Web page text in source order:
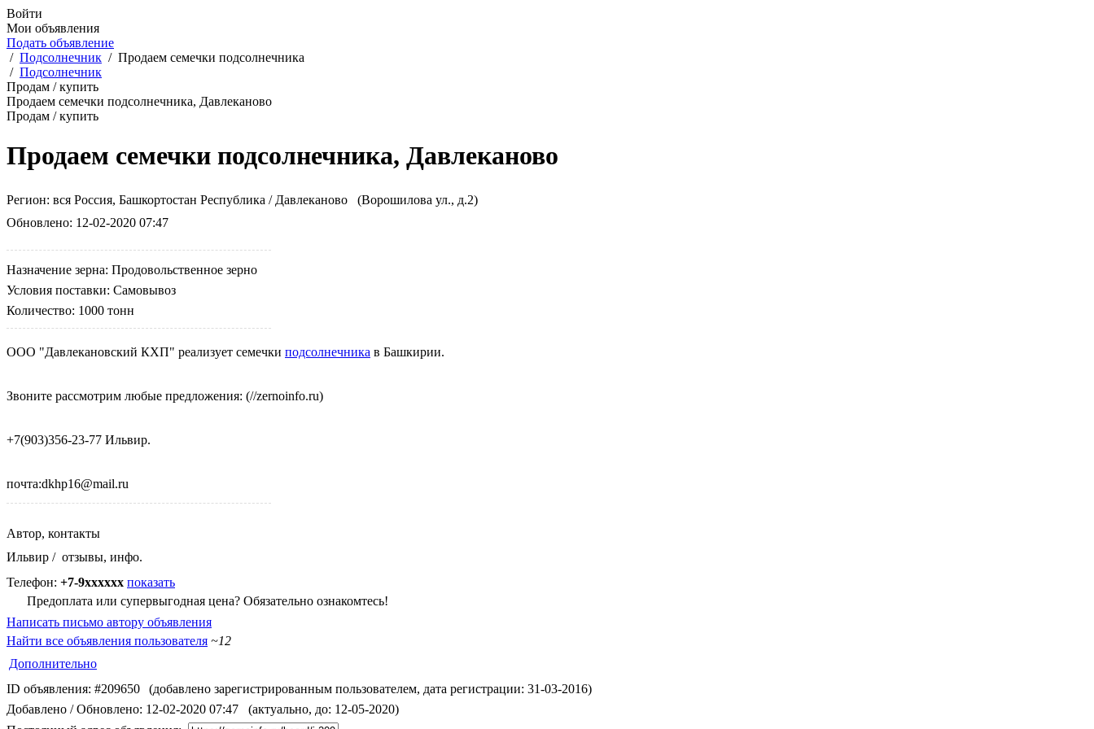
Войти
Мои объявления
Подать объявление
/ Подсолнечник / Продаем семечки подсолнечника
/ Подсолнечник
Продам / купить
Продаем семечки подсолнечника, Давлеканово
Продам / купить
Продаем семечки подсолнечника, Давлеканово
Регион: вся Россия, Башкортостан Республика / Давлеканово (Ворошилова ул., д.2)
Обновлено: 12-02-2020 07:47
Назначение зерна: Продовольственное зерно
Условия поставки: Самовывоз
Количество: 1000 тонн
ООО "Давлекановский КХП" реализует семечки подсолнечника в Башкирии.
Звоните рассмотрим любые предложения: (//zernoinfo.ru)
+7(903)356-23-77 Ильвир.
почта:dkhp16@mail.ru
Автор, контакты
Ильвир / отзывы, инфо.
Телефон: +7-9xxxxxx показать
Предоплата или супервыгодная цена? Обязательно ознакомтесь!
Написать письмо автору объявления
Найти все объявления пользователя ~12
Дополнительно
ID объявления: #209650
(добавлено зарегистрированным пользователем, дата регистрации: 31-03-2016)
Добавлено / Обновлено: 12-02-2020 07:47
(актуально, до: 12-05-2020)